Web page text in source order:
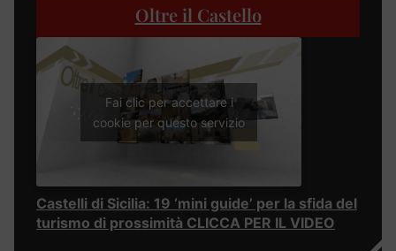
Oltre il Castello
Fai clic per accettare i
cookie per questo servizio
Castelli di Sicilia: 19 ‘mini guide’ per la sfida del
turismo di prossimità CLICCA PER IL VIDEO